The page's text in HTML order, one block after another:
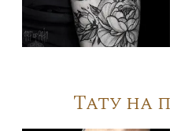
Тату на